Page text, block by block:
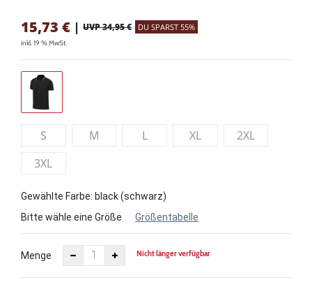
15,73 € | UVP 34,95 € DU SPARST 55%
inkl. 19 % MwSt.
S M L XL
2XL
3XL
Gewählte Farbe: black (schwarz)
Bitte wähle eine Größe
Größentabelle
Menge Nicht länger verfügbar